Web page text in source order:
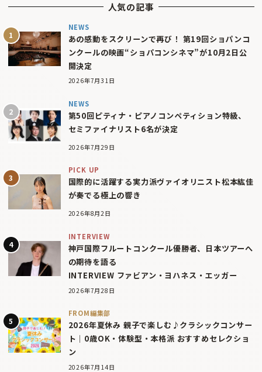
人気の記事
NEWS
あの感動をスクリーンで再び！ 第19回ショパンコ
ンクールの映画“ショパコンシネマ”が10月2日公
開決定
2026年7月31日
NEWS
第50回ピティナ・ピアノコンペティション特級、
セミファイナリスト6名が決定
2026年7月29日
PICK UP
国際的に活躍する実力派ヴァイオリニスト松本紘佳
が奏でる極上の響き
2026年8月2日
INTERVIEW
神戸国際フルートコンクール優勝者、日本ツアーへ
の期待を語る
INTERVIEW ファビアン・ヨハネス・エッガー
2026年7月28日
FROM編集部
2026年夏休み 親子で楽しむ♪クラシックコンサー
ト｜0歳OK・体験型・本格派 おすすめセレクショ
ン
2026年7月14日